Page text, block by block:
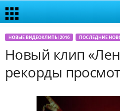
НОВЫЕ ВИДЕОКЛИПЫ 2016 ПОСЛЕДНИЕ
Новый клип
рекорды